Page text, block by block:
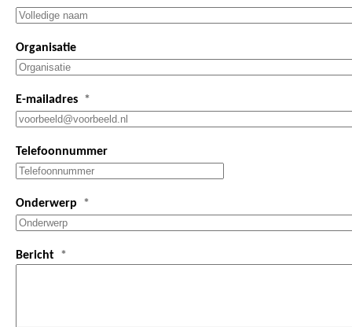
Organisatie
E-mailadres
Telefoonnummer
Onderwerp
Bericht